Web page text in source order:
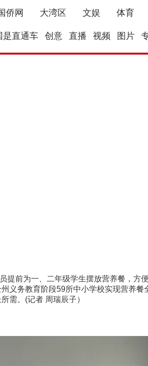
侨网 大湾区 文娱 体育
是直通车 创意 直播 视频 图片
前为一、二年级学生摆放营养餐，方便
务教育阶段59所中小学校实现营养餐
需。(记者 周瑞辰子）